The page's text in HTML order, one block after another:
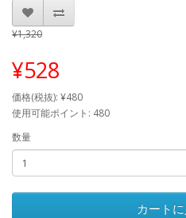
¥1,320
¥528
価格(税抜): ¥480
使用可能ポイント: 480
数量
カート